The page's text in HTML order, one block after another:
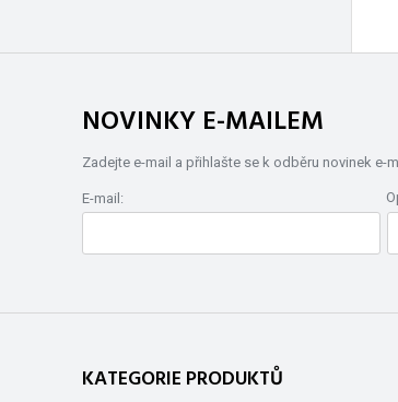
NOVINKY E-MAILEM
Zadejte e-mail a přihlašte se k odběru novinek e-
E-mail:
KATEGORIE PRODUKTŮ